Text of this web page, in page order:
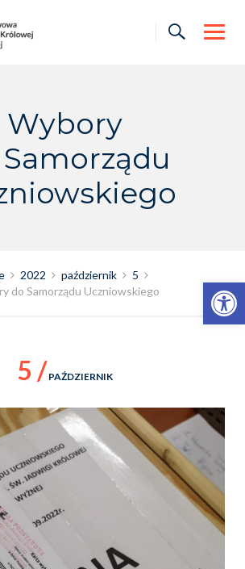
Otwórz pasek narzędzi
Wybory
2022 październik
5
do Samorządu Uczniowskiego
5 / PAŹDZIERNIK